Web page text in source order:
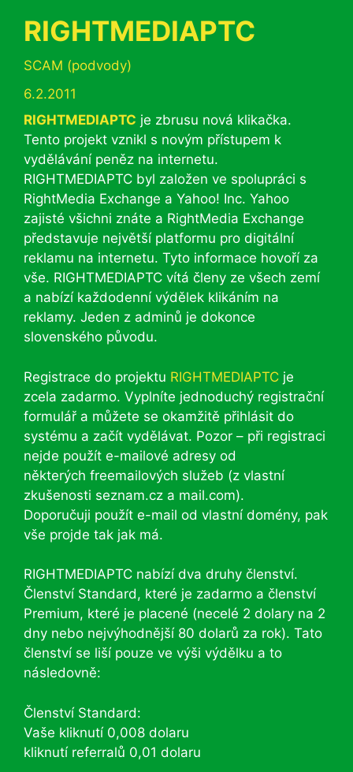
RIGHTMEDIAPTC
Rubriky
SCAM (podvody)
6.2.2011
RIGHTMEDIAPTC je zbrusu nová klikačka.
Tento projekt vznikl s novým přístupem k
vydělávání peněz na internetu.
RIGHTMEDIAPTC byl založen ve spolupráci s
RightMedia Exchange a Yahoo! Inc. Yahoo
zajisté všichni znáte a RightMedia Exchange
představuje největší platformu pro digitální
reklamu na internetu. Tyto informace hovoří za
vše. RIGHTMEDIAPTC vítá členy ze všech zemí
a nabízí každodenní výdělek klikáním na
reklamy. Jeden z adminů je dokonce
slovenského původu.
Registrace do projektu RIGHTMEDIAPTC je
zcela zadarmo. Vyplníte jednoduchý registrační
formulář a můžete se okamžitě přihlásit do
systému a začít vydělávat. Pozor – při registraci
nejde použít e-mailové adresy od
některých freemailových služeb (z vlastní
zkušenosti seznam.cz a mail.com).
Doporučuji použít e-mail od vlastní domény, pak
vše projde tak jak má.
RIGHTMEDIAPTC nabízí dva druhy členství.
Členství Standard, které je zadarmo a členství
Premium, které je placené (necelé 2 dolary na 2
dny nebo nejvýhodnější 80 dolarů za rok). Tato
členství se liší pouze ve výši výdělku a to
následovně:
Členství Standard:
Vaše kliknutí 0,008 dolaru
kliknutí referralů 0,01 dolaru